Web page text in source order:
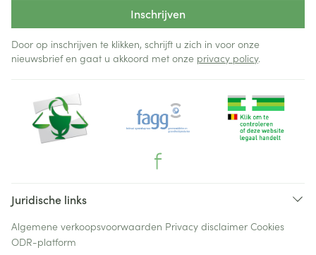
Inschrijven
Door op inschrijven te klikken, schrijft u zich in voor onze
nieuwsbrief en gaat u akkoord met onze privacy policy.
Juridische links
Algemene verkoopsvoorwaarden Privacy disclaimer Cookies
ODR-platform